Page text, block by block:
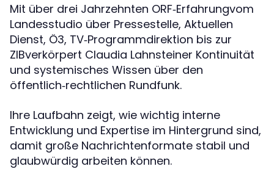
Mit über drei Jahrzehnten ORF‑Erfahrungvom
Landesstudio über Pressestelle, Aktuellen
Dienst, Ö3, TV‑Programmdirektion bis zur
ZIBverkörpert Claudia Lahnsteiner Kontinuität
und systemisches Wissen über den
öffentlich‑rechtlichen Rundfunk.
Ihre Laufbahn zeigt, wie wichtig interne
Entwicklung und Expertise im Hintergrund sind,
damit große Nachrichtenformate stabil und
glaubwürdig arbeiten können.